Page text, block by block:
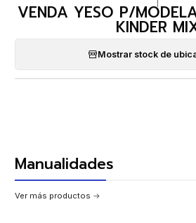
VENDA YESO P/
KINDER
Mostrar stock de
Manualidades
Ver más productos